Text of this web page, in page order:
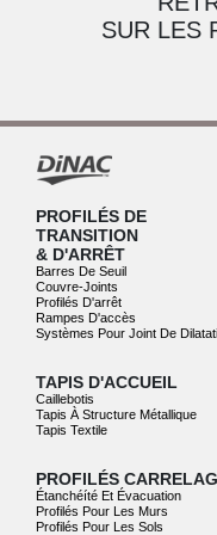
SUR LES
PROFILÉS DE
TRANSITION
& D'ARRÊT
Barres De Seuil
Couvre-Joints
Profilés D'arrêt
Rampes D'accès
Systèmes Pour Joint De
TAPIS D'ACCUEIL
Caillebotis
Tapis À Structure Métallique
Tapis Textile
PROFILÉS
Étanchéíté Et Évacuation
Profilés Pour Les Murs
Profilés Pour Les Sols